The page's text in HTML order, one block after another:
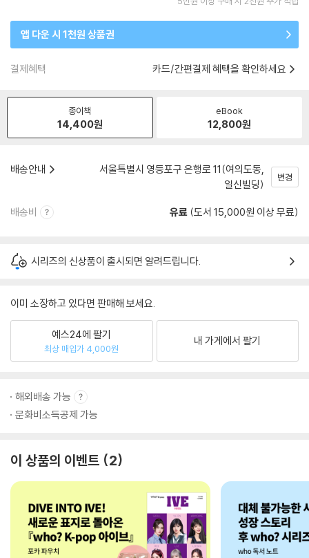
앱 다운 시 1천원 상품권
결제혜택 카드/간편결제 혜택을 확인하세요
종이책
14,400원
eBook
12,800원
배송안내
서울특별시 영등포구 은행로 11(여의도동,
일신빌딩)
변경
배송비 유료 (도서 15,000원 이상 무료)
시리즈의 신상품이 출시되면 알려드립니다.
이미 소장하고 있다면 판매해 보세요.
예스24에 팔기
최상 매입가 4,000원
내 가게에서 팔기
해외배송 가능
문화비소득공제 가능
이 상품의 이벤트 2